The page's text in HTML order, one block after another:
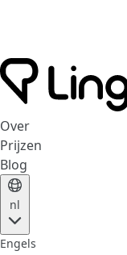
Over
Prijzen
Blog
nl
Engels